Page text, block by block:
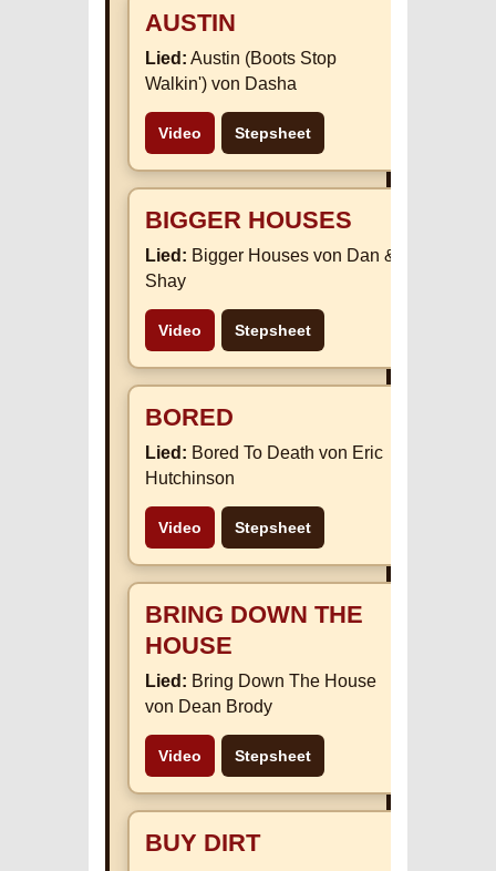
AUSTIN
Lied: Austin (Boots Stop
Walkin') von Dasha
Video Stepsheet
BIGGER HOUSES
Lied: Bigger Houses von Dan &
Shay
Video Stepsheet
BORED
Lied: Bored To Death von Eric
Hutchinson
Video Stepsheet
BRING DOWN THE
HOUSE
Lied: Bring Down The House
von Dean Brody
Video Stepsheet
BUY DIRT